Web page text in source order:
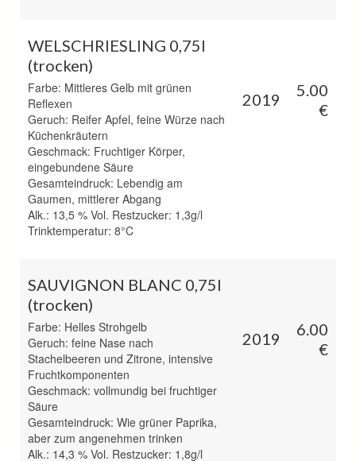
WELSCHRIESLING 0,75l
(trocken)
Farbe: Mittleres Gelb mit grünen
Reflexen
Geruch: Reifer Apfel, feine Würze nach
Küchenkräutern
Geschmack: Fruchtiger Körper,
eingebundene Säure
Gesamteindruck: Lebendig am
Gaumen, mittlerer Abgang
Alk.: 13,5 % Vol. Restzucker: 1,3g/l
Trinktemperatur: 8°C
2019
5.00
€
SAUVIGNON BLANC 0,75l
(trocken)
Farbe: Helles Strohgelb
Geruch: feine Nase nach
Stachelbeeren und Zitrone, intensive
Fruchtkomponenten
Geschmack: vollmundig bei fruchtiger
Säure
Gesamteindruck: Wie grüner Paprika,
aber zum angenehmen trinken
Alk.: 14,3 % Vol. Restzucker: 1,8g/l
2019
6.00
€